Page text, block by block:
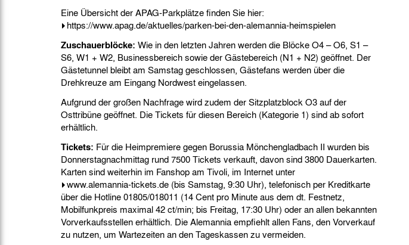
Eine Übersicht der APAG-Parkplätze finden Sie hier:
https://www.apag.de/aktuelles/parken-bei-den-alemannia-heimspielen
Zuschauerblöcke: Wie in den letzten Jahren werden die Blöcke O4 – O6, S1 –
S6, W1 + W2, Businessbereich sowie der Gästebereich (N1 + N2) geöffnet. Der
Gästetunnel bleibt am Samstag geschlossen, Gästefans werden über die
Drehkreuze am Eingang Nordwest eingelassen.
Aufgrund der großen Nachfrage wird zudem der Sitzplatzblock O3 auf der
Osttribüne geöffnet. Die Tickets für diesen Bereich (Kategorie 1) sind ab sofort
erhältlich.
Tickets: Für die Heimpremiere gegen Borussia Mönchengladbach II wurden bis
Donnerstagnachmittag rund 7500 Tickets verkauft, davon sind 3800 Dauerkarten.
Karten sind weiterhin im Fanshop am Tivoli, im Internet unter
www.alemannia-tickets.de (bis Samstag, 9:30 Uhr), telefonisch per Kreditkarte
über die Hotline 01805/018011 (14 Cent pro Minute aus dem dt. Festnetz,
Mobilfunkpreis maximal 42 ct/min; bis Freitag, 17:30 Uhr) oder an allen bekannten
Vorverkaufsstellen erhältlich. Die Alemannia empfiehlt allen Fans, den Vorverkauf
zu nutzen, um Wartezeiten an den Tageskassen zu vermeiden.